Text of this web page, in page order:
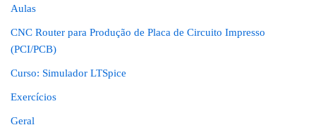
Aulas
CNC Router para Produção de Placa de Circuito Impresso
(PCI/PCB)
Curso: Simulador LTSpice
Exercícios
Geral